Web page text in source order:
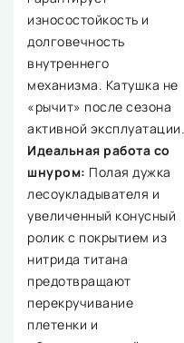
износостойкость и
долговечность
внутреннего
механизма. Катушка не
«рычит» после сезона
активной эксплуатации.
Идеальная работа со
шнуром: Полая дужка
лесоукладывателя и
увеличенный конусный
ролик с покрытием из
нитрида титана
предотвращают
перекручивание
плетенки и